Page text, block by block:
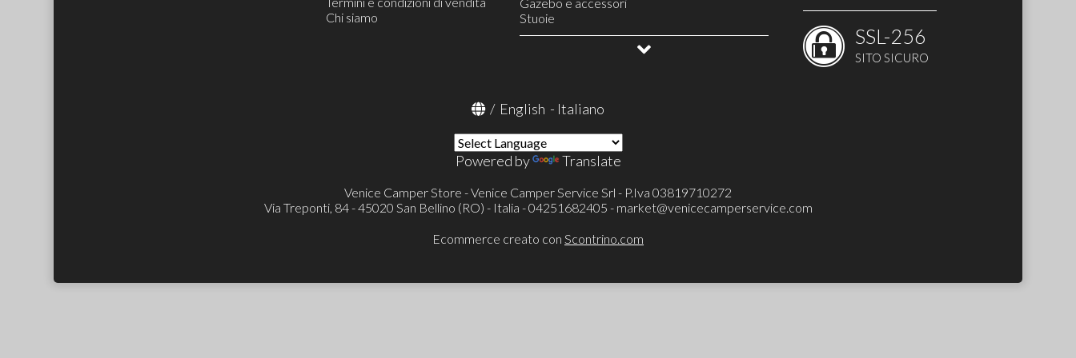
Chi siamo
Finestre e accessori
Serbatoi e accessori
Toilette portatili ed accessori
Pronto letto e accessori
Portaoggetti
Cunei e accessori
Catene e calze da neve
Protezioni specchietti esterni
Verande ed accessori
Tappeti cabina
Stuoie
Campeggio e vita all'aperto
SSL-256
SITO SICURO
/ English - Italiano
Powered by Translate
Venice Camper Store - Venice Camper Service Srl - P.Iva 03819710272
Via Treponti, 84 - 45020 San Bellino (RO) - Italia - 04251682405 - market@venicecamperservice.com
Ecommerce creato con Scontrino.com